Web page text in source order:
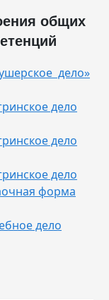
общих
дело»
дело
дело
дело
форма
дело